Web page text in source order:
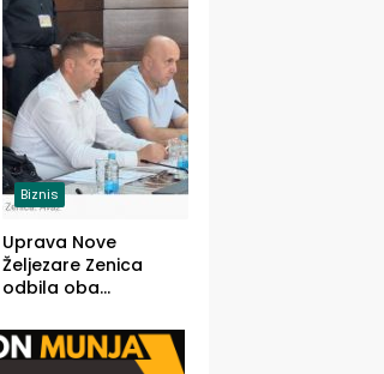
Biznis
Uprava Nove
Željezare Zenica
odbila oba
FBiH: Ustrajni da je
stečaj jedino rješenje